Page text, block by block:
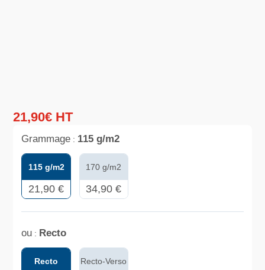
21,90€ HT
Grammage : 115 g/m2
115 g/m2
21,90 €
170 g/m2
34,90 €
ou : Recto
Recto Recto-Verso